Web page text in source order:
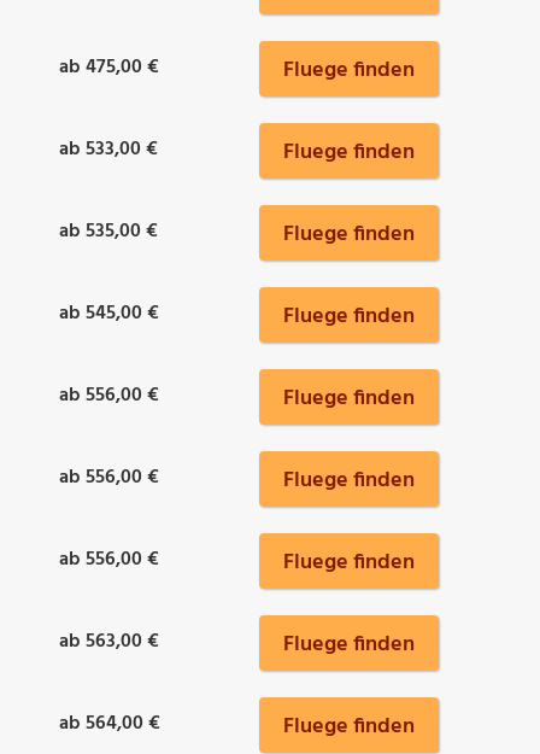
ab 475,00 € Fluege finden
ab 533,00 € Fluege finden
ab 535,00 € Fluege finden
ab 545,00 € Fluege finden
ab 556,00 € Fluege finden
ab 556,00 € Fluege finden
ab 556,00 € Fluege finden
ab 563,00 € Fluege finden
ab 564,00 € Fluege finden